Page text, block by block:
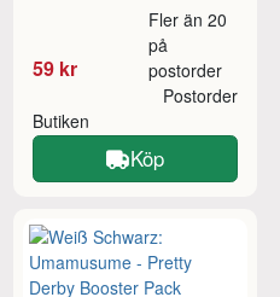
59 kr
Fler än 20
på
postorder
Butiken
Postorder
Köp